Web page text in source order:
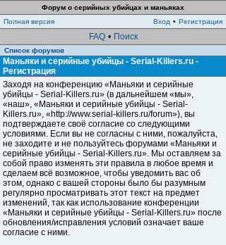
Форум о серийных убийцах и маньяках
Полная версия
Вход • Регистрация
FAQ • Поиск
Список форумов
Маньяки и серийные убийцы - Serial-Killers.ru -
Регистрация
Заходя на конференцию «Маньяки и серийные
убийцы - Serial-Killers.ru» (в дальнейшем «мы»,
«наш», «Маньяки и серийные убийцы - Serial-
Killers.ru», «http://www.serial-killers.ru/forum»), вы
подтверждаете своё согласие со следующими
условиями. Если вы не согласны с ними, пожалуйста,
не заходите и не пользуйтесь форумами «Маньяки и
серийные убийцы - Serial-Killers.ru». Мы оставляем за
собой право изменять эти правила в любое время и
сделаем всё возможное, чтобы уведомить вас об
этом, однако с вашей стороны было бы разумным
регулярно просматривать этот текст на предмет
изменений, так как использование конференции
«Маньяки и серийные убийцы - Serial-Killers.ru» после
обновления/исправления условий означает ваше
согласие с ними.